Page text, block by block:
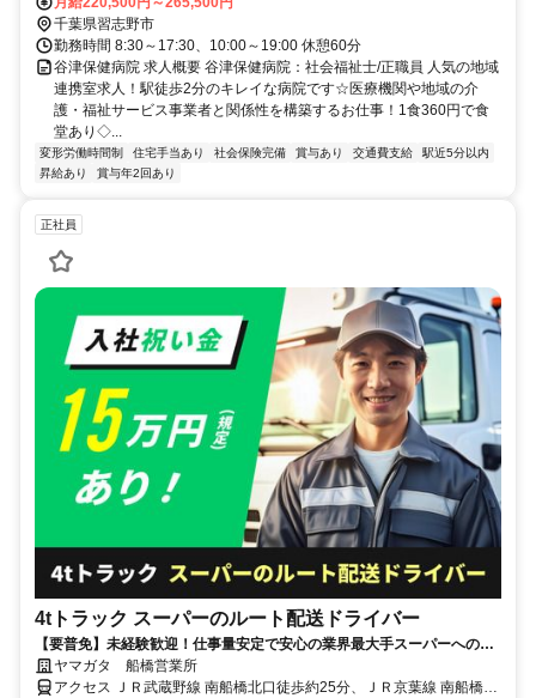
千葉県習志野市
勤務時間 8:30～17:30、10:00～19:00 休憩60分
谷津保健病院 求人概要 谷津保健病院：社会福祉士/正職員 人気の地域
連携室求人！駅徒歩2分のキレイな病院です☆医療機関や地域の介
護・福祉サービス事業者と関係性を構築するお仕事！1食360円で食
堂あり◇...
変形労働時間制 住宅手当あり 社会保険完備 賞与あり 交通費支給
駅近5分以内
昇給あり
賞与年2回あり
正社員
4tトラック スーパーのルート配送ドライバー
【要普免】未経験歓迎！仕事量安定で安心の業界最大手スーパーへのル
ート配送ドライバー募集！
ヤマガタ 船橋営業所
アクセス ＪＲ武蔵野線 南船橋北口徒歩約25分、ＪＲ京葉線 南船橋北